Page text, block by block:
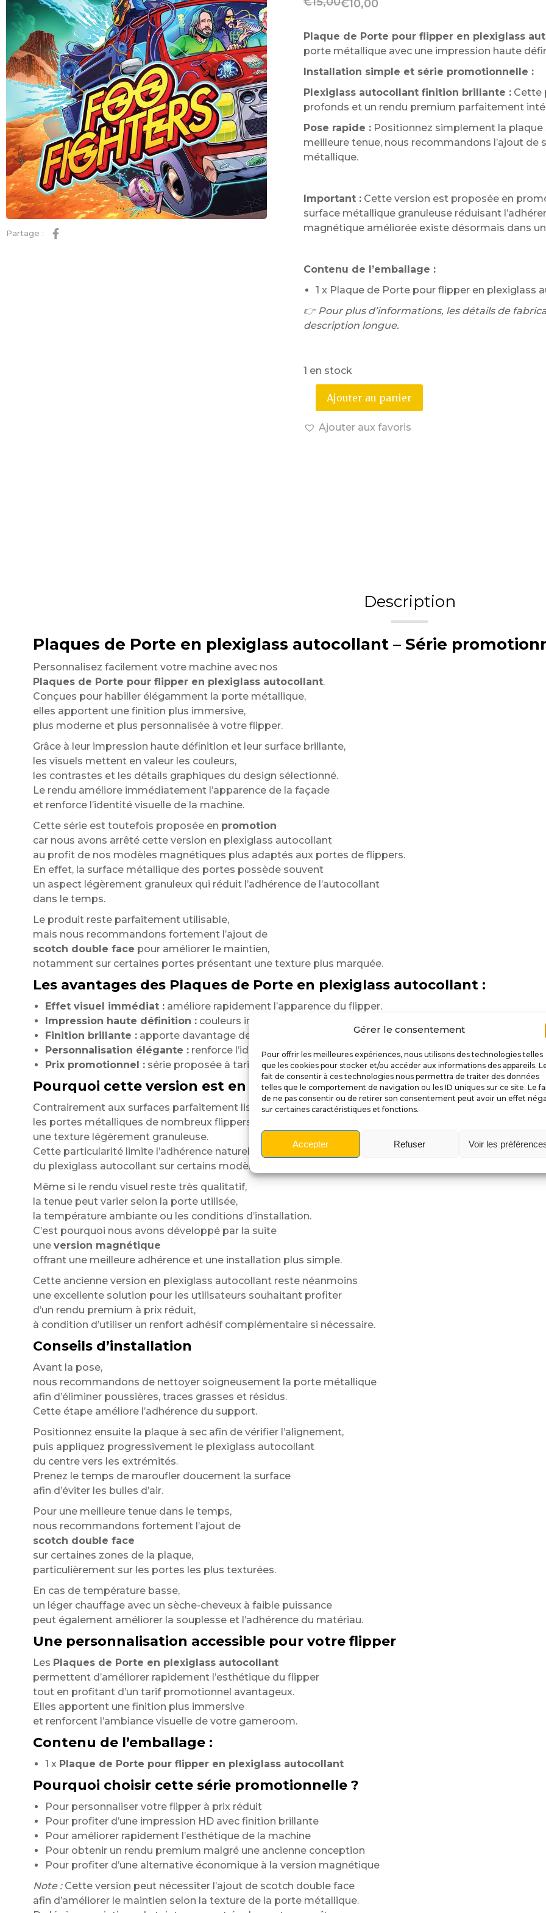
Gérer le consentement
Pour offrir les meilleures expériences, nous utilisons des technologies telles
que les cookies pour stocker et/ou accéder aux informations des appareils.
fait de consentir à ces technologies nous permettra de traiter des données
telles que le comportement de navigation ou les ID uniques sur ce site. Le
de ne pas consentir ou de retirer son consentement peut avoir un effet
sur certaines caractéristiques et fonctions.
Accepter Refuser Voir les
Partage :
€10,00
Plaque de Porte pour flipper en plexiglass
porte métallique avec une impression haute
Installation simple et série promotionnelle :
Plexiglass autocollant finition brillante :Cette
profonds et un rendu premium parfaitement
Pose rapide :Positionnez simplement la plaque
meilleure tenue, nous recommandons l’ajout
métallique.
Important :Cette version est proposée en
surface métallique granuleuse réduisant
magnétique améliorée existe désormais dans
Contenu de l’emballage :
1 x Plaque de Porte pour flipper en plexiglass
👉 Pour plus d’informations, les détails de
description longue.
1 en stock
Ajouter au panier
Ajouter aux favoris
Description
Plaques de Porte en plexiglass autocollant – Série
Personnalisez facilement votre machine avec nos
Plaques de Porte pour flipper en plexiglass autocollant.
Conçues pour habiller élégamment la porte métallique,
elles apportent une finition plus immersive,
plus moderne et plus personnalisée à votre flipper.
Grâce à leur impression haute définition et leur surface brillante,
les visuels mettent en valeur les couleurs,
les contrastes et les détails graphiques du design sélectionné.
Le rendu améliore immédiatement l’apparence de la façade
et renforce l’identité visuelle de la machine.
Cette série est toutefois proposée en promotion
car nous avons arrêté cette version en plexiglass autocollant
au profit de nos modèles magnétiques plus adaptés aux portes de flippers.
En effet, la surface métallique des portes possède souvent
un aspect légèrement granuleux qui réduit l’adhérence de l’autocollant
dans le temps.
Le produit reste parfaitement utilisable,
mais nous recommandons fortement l’ajout de
scotch double face pour améliorer le maintien,
notamment sur certaines portes présentant une texture plus marquée.
Les avantages des Plaques de Porte en plexiglass autocollant :
Effet visuel immédiat :améliore rapidement l’apparence du flipper.
Impression haute définition :couleurs intenses et détails précis.
Finition brillante :apporte davantage de profondeur au visuel.
Personnalisation élégante :renforce l’identité visuelle de la machine.
Prix promotionnel :série proposée à tarif réduit.
Pourquoi cette version est en promotion ?
Contrairement aux surfaces parfaitement lisses,
les portes métalliques de nombreux flippers présentent
une texture légèrement granuleuse.
Cette particularité limite l’adhérence naturelle
du plexiglass autocollant sur certains modèles.
Même si le rendu visuel reste très qualitatif,
la tenue peut varier selon la porte utilisée,
la température ambiante ou les conditions d’installation.
C’est pourquoi nous avons développé par la suite
une version magnétique
offrant une meilleure adhérence et une installation plus simple.
Cette ancienne version en plexiglass autocollant reste néanmoins
une excellente solution pour les utilisateurs souhaitant profiter
d’un rendu premium à prix réduit,
à condition d’utiliser un renfort adhésif complémentaire si nécessaire.
Conseils d’installation
Avant la pose,
nous recommandons de nettoyer soigneusement la porte métallique
afin d’éliminer poussières, traces grasses et résidus.
Cette étape améliore l’adhérence du support.
Positionnez ensuite la plaque à sec afin de vérifier l’alignement,
puis appliquez progressivement le plexiglass autocollant
du centre vers les extrémités.
Prenez le temps de maroufler doucement la surface
afin d’éviter les bulles d’air.
Pour une meilleure tenue dans le temps,
nous recommandons fortement l’ajout de
scotch double face
sur certaines zones de la plaque,
particulièrement sur les portes les plus texturées.
En cas de température basse,
un léger chauffage avec un sèche-cheveux à faible puissance
peut également améliorer la souplesse et l’adhérence du matériau.
Une personnalisation accessible pour votre flipper
Les Plaques de Porte en plexiglass autocollant
permettent d’améliorer rapidement l’esthétique du flipper
tout en profitant d’un tarif promotionnel avantageux.
Elles apportent une finition plus immersive
et renforcent l’ambiance visuelle de votre gameroom.
Contenu de l’emballage :
1 x Plaque de Porte pour flipper en plexiglass autocollant
Pourquoi choisir cette série promotionnelle ?
Pour personnaliser votre flipper à prix réduit
Pour profiter d’une impression HD avec finition brillante
Pour améliorer rapidement l’esthétique de la machine
Pour obtenir un rendu premium malgré une ancienne conception
Pour profiter d’une alternative économique à la version magnétique
Note :Cette version peut nécessiter l’ajout de scotch double face
afin d’améliorer le maintien selon la texture de la porte métallique.